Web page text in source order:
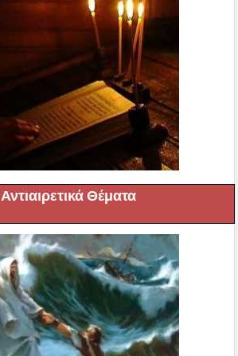
Αντιαιρετικά Θέματα